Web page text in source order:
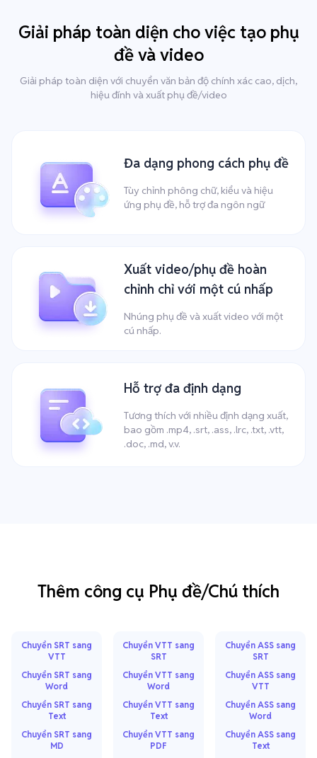
Giải pháp toàn diện cho việc tạo phụ
đề và video
Giải pháp toàn diện với chuyển văn bản độ chính xác cao, dịch,
hiệu đính và xuất phụ đề/video
Đa dạng phong cách phụ đề
Tùy chỉnh phông chữ, kiểu và hiệu
ứng phụ đề, hỗ trợ đa ngôn ngữ
Xuất video/phụ đề hoàn
chỉnh chỉ với một cú nhấp
Nhúng phụ đề và xuất video với một
cú nhấp.
Hỗ trợ đa định dạng
Tương thích với nhiều định dạng xuất,
bao gồm .mp4, .srt, .ass, .lrc, .txt, .vtt,
.doc, .md, v.v.
Thêm công cụ Phụ đề/Chú thích
Chuyển SRT sang
VTT
Chuyển SRT sang
Word
Chuyển SRT sang
Text
Chuyển SRT sang
MD
Chuyển VTT sang
SRT
Chuyển VTT sang
Word
Chuyển VTT sang
Text
Chuyển VTT sang
PDF
Chuyển ASS sang
SRT
Chuyển ASS sang
VTT
Chuyển ASS sang
Word
Chuyển ASS sang
Text